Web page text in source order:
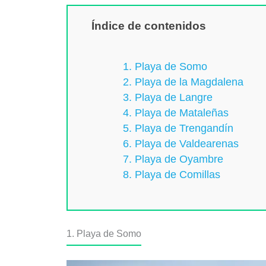
Índice de contenidos
1. Playa de Somo
2. Playa de la Magdalena
3. Playa de Langre
4. Playa de Mataleñas
5. Playa de Trengandín
6. Playa de Valdearenas
7. Playa de Oyambre
8. Playa de Comillas
1. Playa de Somo